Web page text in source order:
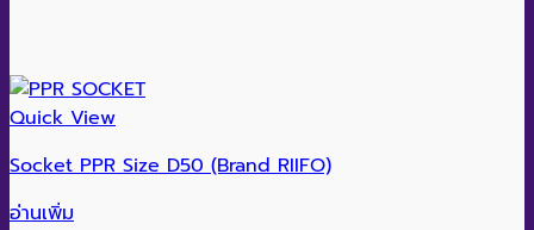
Quick View
Socket PPR Size D50 (Brand RIIFO)
อ่านเพิ่ม